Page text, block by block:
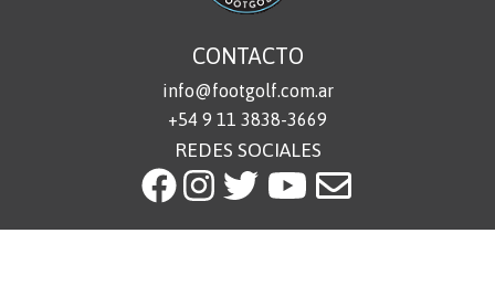
CONTACTO
info@footgolf.com.ar
+54 9 11 3838-3669
REDES SOCIALES